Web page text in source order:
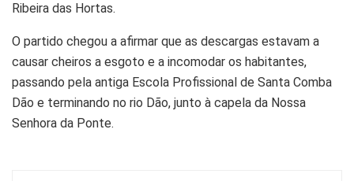
Ribeira das Hortas.
O partido chegou a afirmar que as descargas estavam a
causar cheiros a esgoto e a incomodar os habitantes,
passando pela antiga Escola Profissional de Santa Comba
Dão e terminando no rio Dão, junto à capela da Nossa
Senhora da Ponte.